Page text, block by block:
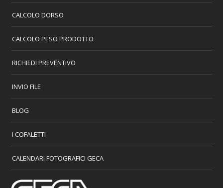
CALCOLO DORSO
CALCOLO PESO PRODOTTO
RICHIEDI PREVENTIVO
INVIO FILE
BLOG
I COFALETTI
CALENDARI FOTOGRAFICI GECA